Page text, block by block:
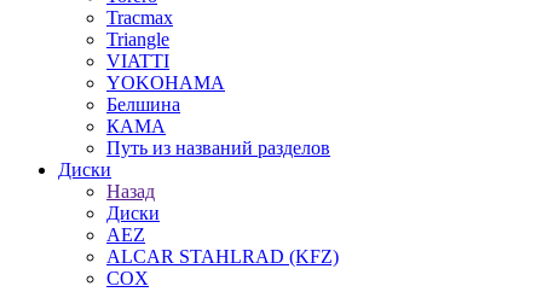
Tracmax
Triangle
VIATTI
YOKOHAMA
Белшина
КАМА
Путь из названий разделов
Диски
Назад
Диски
AEZ
ALCAR STAHLRAD (KFZ)
COX